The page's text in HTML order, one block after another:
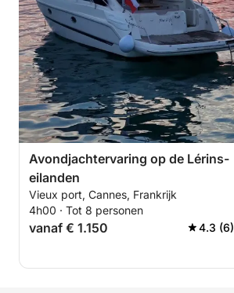
Avondjachtervaring op de Lérins-
eilanden
Vieux port, Cannes, Frankrijk
4h00 · Tot 8 personen
vanaf € 1.150 4.3 (6)